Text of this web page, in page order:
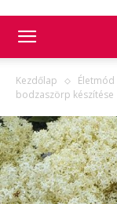
Kezdőlap Életmód
bodzaszörp készítése